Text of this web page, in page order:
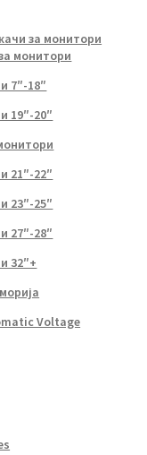
за монитори
монитори
7″-18″
19″-20″
21″-22″
23″-25″
27″-28″
32″+
Voltage